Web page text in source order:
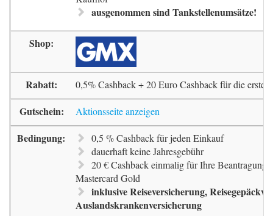
ausgenommen sind Tankstellenumsätze!
0,5% Cashback + 20 Euro Cashback für die erste
Aktionsseite anzeigen
0,5 % Cashback für jeden Einkauf
dauerhaft keine Jahresgebühr
20 € Cashback einmalig für Ihre Beantragung
Mastercard Gold
inklusive Reiseversicherung,
Auslandskrankenversicherung